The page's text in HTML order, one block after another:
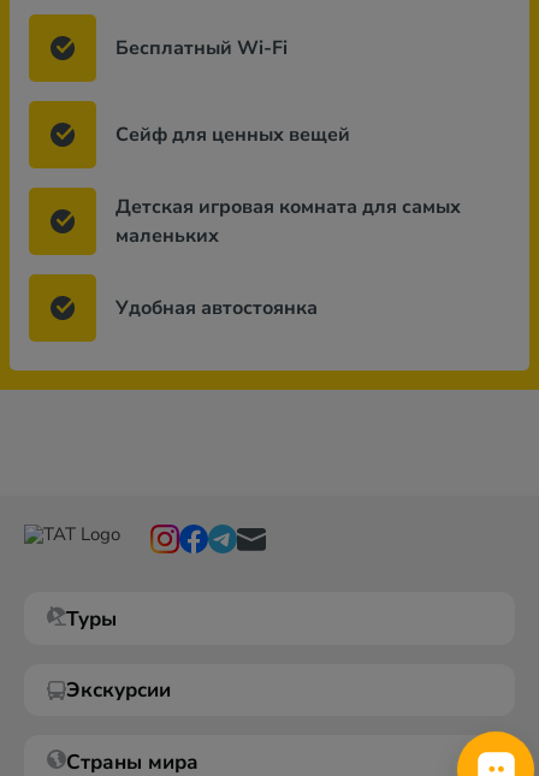
Бесплатный Wi-Fi
Сейф для ценных вещей
Детская игровая комната для самых
маленьких
Удобная автостоянка
Туры
Экскурсии
Страны мира